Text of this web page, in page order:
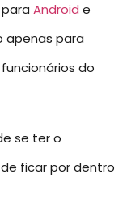
Android e
apenas para
do
se ter o
ficar por dentro